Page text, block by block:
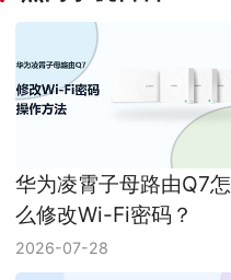
华为凌霄子母路由Q7怎
么修改Wi-Fi密码？
2026-07-28